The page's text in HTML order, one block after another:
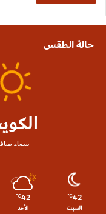
حالة الطقس
سماء
42
℃
السبت
42
℃
الأحد